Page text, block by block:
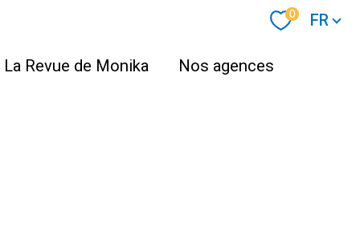
0 Langue
FR
La Revue de Monika Nos agences